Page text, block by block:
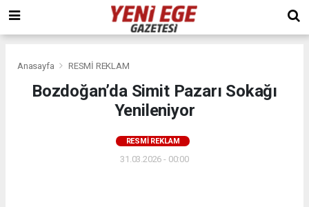
Anasayfa RESMİ REKLAM
Bozdoğan’da Simit Pazarı Sokağı
Yenileniyor
RESMİ REKLAM
31.03.2026 - 00:00